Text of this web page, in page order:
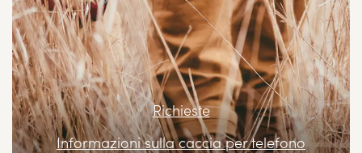
Richieste
Informazioni sulla caccia per telefono